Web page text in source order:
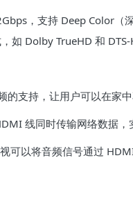
，支持 Deep Color（
如 Dolby TrueHD 和 DTS-
持，让用户可以在家中
线同时传输网络数据，
以将音频信号通过